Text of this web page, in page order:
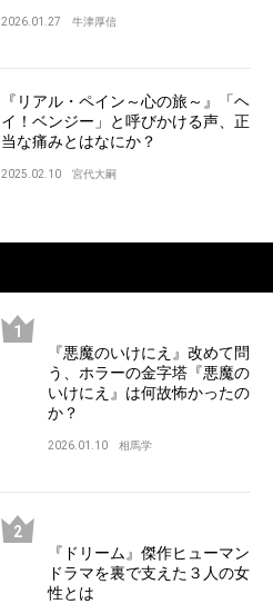
2026.01.27 牛津厚信
『リアル・ペイン～心の旅～』「ヘ
イ！ベンジー」と呼びかける声、正
当な痛みとはなにか？
2025.02.10 宮代大嗣
『悪魔のいけにえ』改めて問
う、ホラーの金字塔『悪魔の
いけにえ』は何故怖かったの
か？
2026.01.10 相馬学
『ドリーム』傑作ヒューマン
ドラマを裏で支えた３人の女
性とは